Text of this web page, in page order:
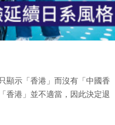
顯示「香港」而沒有「中國香
香港」並不適當，因此決定退